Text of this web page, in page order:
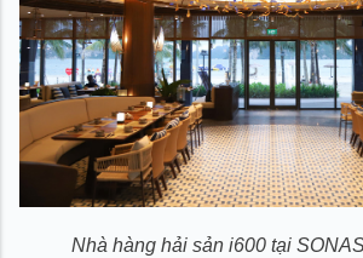
Nhà hàng hải sản i600 tại